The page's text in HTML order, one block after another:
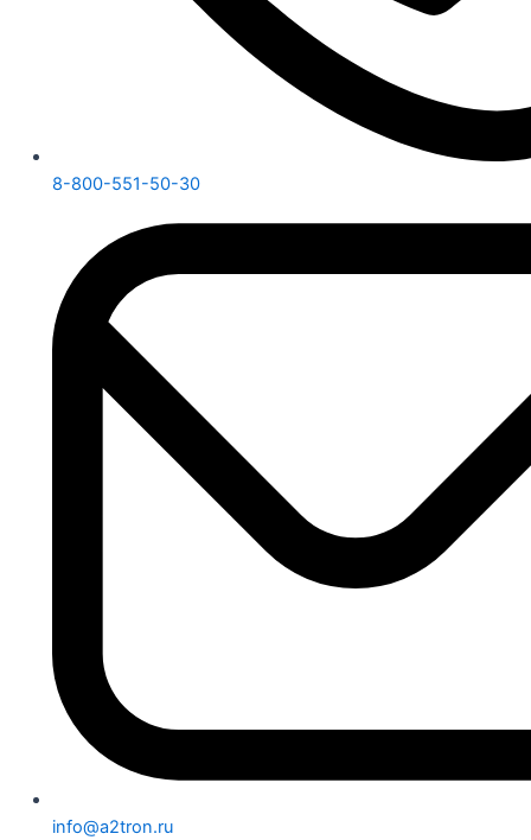
8-800-551-50-30
info@a2tron.ru